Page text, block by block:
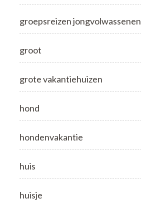
groepsreizen jongvolwassenen
groot
grote vakantiehuizen
hond
hondenvakantie
huis
huisje